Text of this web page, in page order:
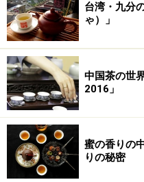
台湾・九分
ゃ）」
中国茶の世
2016」
蜜の香りの
りの秘密